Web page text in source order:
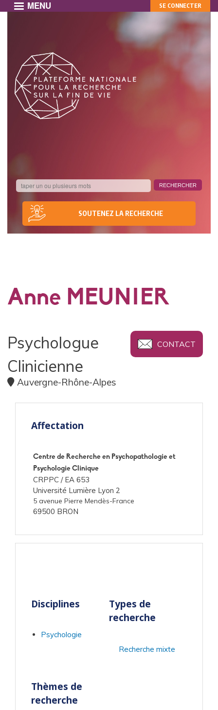
principal
MENU
SOUTENEZ LA RECHERCHE
MON
COMPTE
SE CONNECTER
Anne MEUNIER
CONTACT
Psychologue
Clinicienne
Auvergne-Rhône-Alpes
Affectation
Centre de Recherche en Psychopathologie et
Psychologie Clinique
CRPPC / EA 653
Université Lumière Lyon 2
5 avenue Pierre Mendès-France
69500 BRON
Disciplines
Psychologie
Thèmes de
recherche
Types de
recherche
Recherche mixte